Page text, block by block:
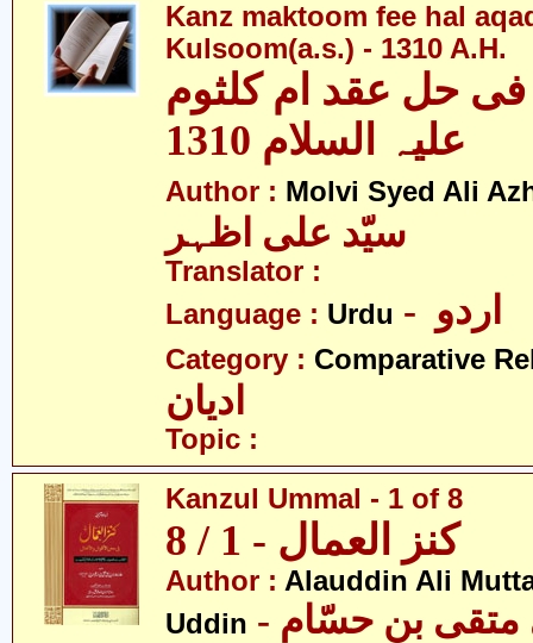
Kanz maktoom fee hal
Kulsoom(a.s.) - 1310 A.H.
فی حل عقد ام کلثوم
Author : Molvi Syed Ali
Translator :
Language : Urdu
Category : Comparative
ادیان
Topic :
Kanzul Ummal - 1 of 8
کنز العمال - 1 / 8
Author : Alauddin Ali
Uddin - علاءالدین علی متقی بن حسّام